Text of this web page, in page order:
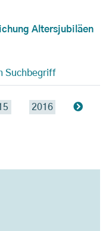
Altersjubiläen
Suchbegriff
2016